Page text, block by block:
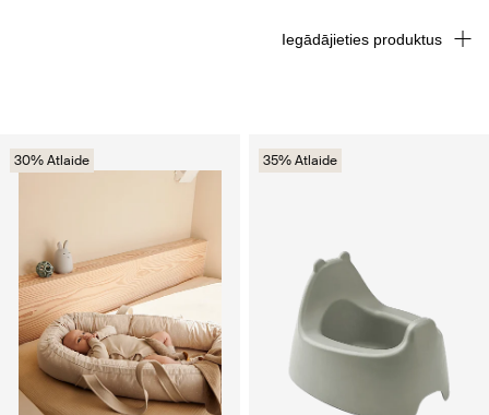
30% Atlaide 35% Atlaide
Iegādājieties produktus